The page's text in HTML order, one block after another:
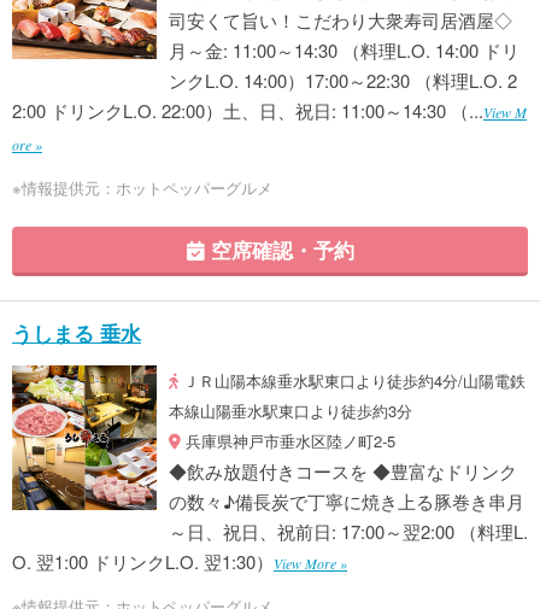
司安くて旨い！こだわり大衆寿司居酒屋◇
月～金: 11:00～14:30 （料理L.O. 14:00 ドリ
ンクL.O. 14:00）17:00～22:30 （料理L.O. 2
2:00 ドリンクL.O. 22:00）土、日、祝日: 11:00～14:30 （...View M
ore »
※情報提供元：ホットペッパーグルメ
空席確認・予約
うしまる 垂水
ＪＲ山陽本線垂水駅東口より徒歩約4分/山陽電鉄
本線山陽垂水駅東口より徒歩約3分
兵庫県神戸市垂水区陸ノ町2-5
◆飲み放題付きコースを ◆豊富なドリンク
の数々♪備長炭で丁寧に焼き上る豚巻き串月
～日、祝日、祝前日: 17:00～翌2:00 （料理L.
O. 翌1:00 ドリンクL.O. 翌1:30）
View More »